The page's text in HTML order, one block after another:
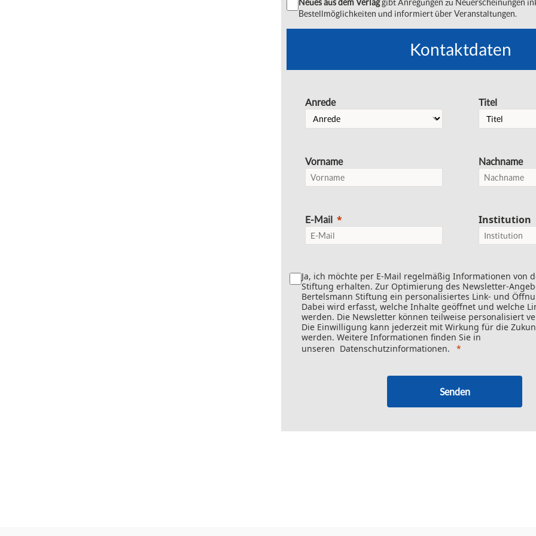
Neues aus dem Verlaggibt Anregungen zu Neuerscheinungen
Bestellmöglichkeiten und informiert über Veranstaltungen.
Kontaktdaten
Anrede
Vorname
E-Mail
Titel
Nachname
Institution
Ja, ich möchte per E-Mail regelmäßig Informationen von
Stiftung erhalten. Zur Optimierung des Newsletter-
Bertelsmann Stiftung ein personalisiertes Link- und
Dabei wird erfasst, welche Inhalte geöffnet und welche
werden. Die Newsletter können teilweise personalisiert
Die Einwilligung kann jederzeit mit Wirkung für die
werden. Weitere Informationen finden Sie in
unseren Datenschutzinformationen.
Senden